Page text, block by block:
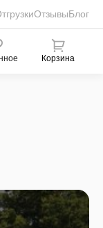
ОтзывыБлог
Корзина